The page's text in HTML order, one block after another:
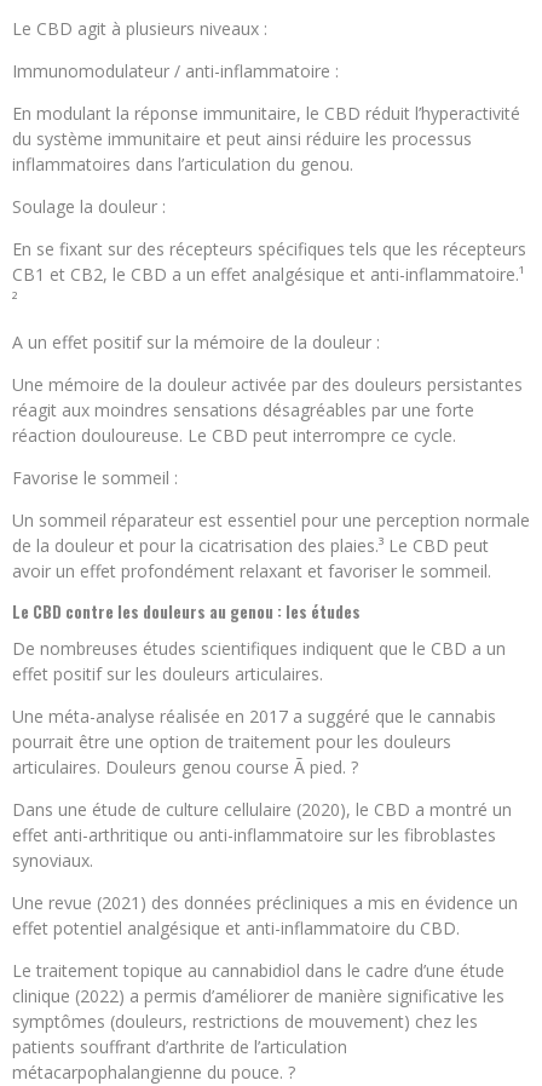
Le CBD agit à plusieurs niveaux :
Immunomodulateur / anti-inflammatoire :
En modulant la réponse immunitaire, le CBD réduit l’hyperactivité
du système immunitaire et peut ainsi réduire les processus
inflammatoires dans l’articulation du genou.
Soulage la douleur :
En se fixant sur des récepteurs spécifiques tels que les récepteurs
CB1 et CB2, le CBD a un effet analgésique et anti-inflammatoire.¹
²
A un effet positif sur la mémoire de la douleur :
Une mémoire de la douleur activée par des douleurs persistantes
réagit aux moindres sensations désagréables par une forte
réaction douloureuse. Le CBD peut interrompre ce cycle.
Favorise le sommeil :
Un sommeil réparateur est essentiel pour une perception normale
de la douleur et pour la cicatrisation des plaies.³ Le CBD peut
avoir un effet profondément relaxant et favoriser le sommeil.
Le CBD contre les douleurs au genou : les études
De nombreuses études scientifiques indiquent que le CBD a un
effet positif sur les douleurs articulaires.
Une méta-analyse réalisée en 2017 a suggéré que le cannabis
pourrait être une option de traitement pour les douleurs
articulaires. Douleurs genou course Ã pied. ?
Dans une étude de culture cellulaire (2020), le CBD a montré un
effet anti-arthritique ou anti-inflammatoire sur les fibroblastes
synoviaux.
Une revue (2021) des données précliniques a mis en évidence un
effet potentiel analgésique et anti-inflammatoire du CBD.
Le traitement topique au cannabidiol dans le cadre d’une étude
clinique (2022) a permis d’améliorer de manière significative les
symptômes (douleurs, restrictions de mouvement) chez les
patients souffrant d’arthrite de l’articulation
métacarpophalangienne du pouce. ?